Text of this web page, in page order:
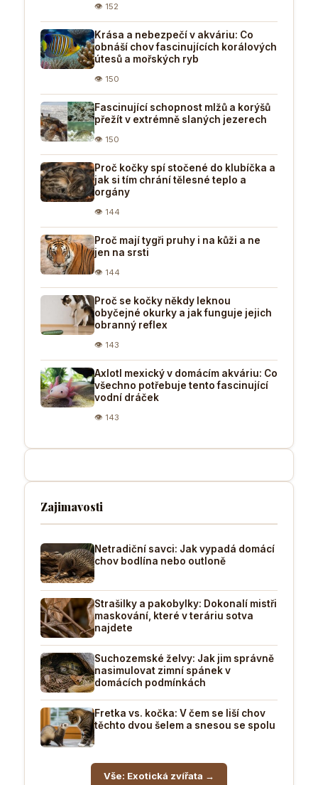
👁 152
Krása a nebezpečí v akváriu: Co
obnáší chov fascinujících korálových
útesů a mořských ryb
👁 150
Fascinující schopnost mlžů a korýšů
přežít v extrémně slaných jezerech
👁 150
Proč kočky spí stočené do klubíčka a
jak si tím chrání tělesné teplo a
orgány
👁 144
Proč mají tygři pruhy i na kůži a ne
jen na srsti
👁 144
Proč se kočky někdy leknou
obyčejné okurky a jak funguje jejich
obranný reflex
👁 143
Axlotl mexický v domácím akváriu: Co
všechno potřebuje tento fascinující
vodní dráček
👁 143
Zajimavosti
Netradiční savci: Jak vypadá domácí
chov bodlína nebo outloně
Strašilky a pakobylky: Dokonalí mistři
maskování, které v teráriu sotva
najdete
Suchozemské želvy: Jak jim správně
nasimulovat zimní spánek v
domácích podmínkách
Fretka vs. kočka: V čem se liší chov
těchto dvou šelem a snesou se spolu
Vše: Exotická zvířata →